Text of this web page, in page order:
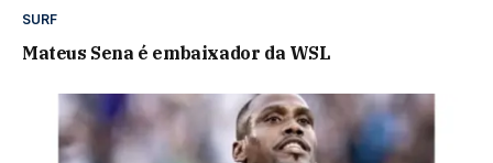
SURF
Mateus Sena é embaixador da WSL